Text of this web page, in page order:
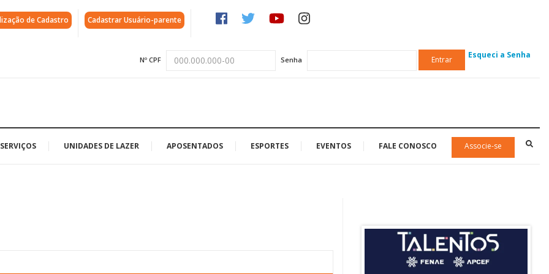
de Cadastro Cadastrar Usuário-parente
Nº CPF Senha Entrar Esqueci a Senha
SERVIÇOS UNIDADES DE LAZER APOSENTADOS ESPORTES EVENTOS FALE CONOSCO Associe-se